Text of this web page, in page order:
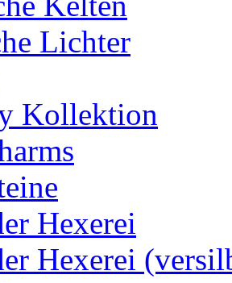
Lichter
Kollektion
Hexerei
Hexerei